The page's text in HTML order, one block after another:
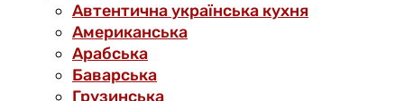
Автентична українська кухня
Американська
Арабська
Баварська
Грузинська